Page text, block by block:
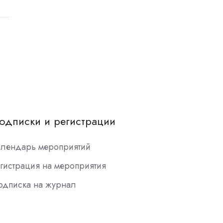
и регистрации
мероприятий
на мероприятия
на журнал